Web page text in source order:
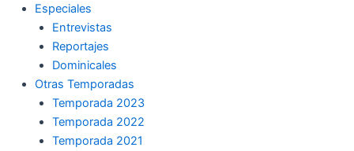
Especiales
Entrevistas
Reportajes
Dominicales
Otras Temporadas
Temporada 2023
Temporada 2022
Temporada 2021